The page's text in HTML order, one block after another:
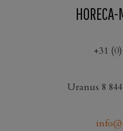
+31
Uranus 8